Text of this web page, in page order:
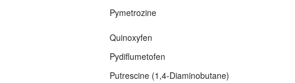
Pymetrozine
Quinoxyfen
Pydiflumetofen
Putrescine (1,4-Diaminobutane)